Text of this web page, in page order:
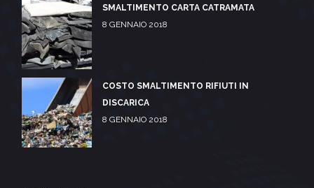
SMALTIMENTO CARTA CATRAMATA
8 GENNAIO 2018
COSTO SMALTIMENTO RIFIUTI IN
DISCARICA
8 GENNAIO 2018